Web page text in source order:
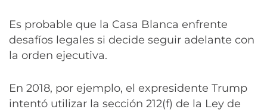
Es probable que la Casa Blanca enfrente
desafíos legales si decide seguir adelante con
la orden ejecutiva.
En 2018, por ejemplo, el expresidente Trump
intentó utilizar la sección 212(f) de la Ley de